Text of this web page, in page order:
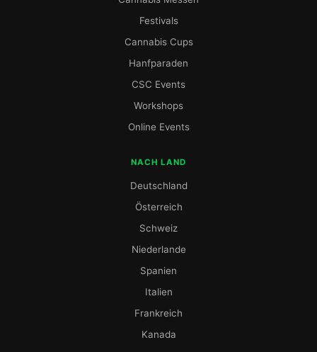
Festivals
Cannabis Cups
Hanfparaden
CSC Events
Workshops
Online Events
NACH LAND
Deutschland
Österreich
Schweiz
Niederlande
Spanien
Italien
Frankreich
Kanada